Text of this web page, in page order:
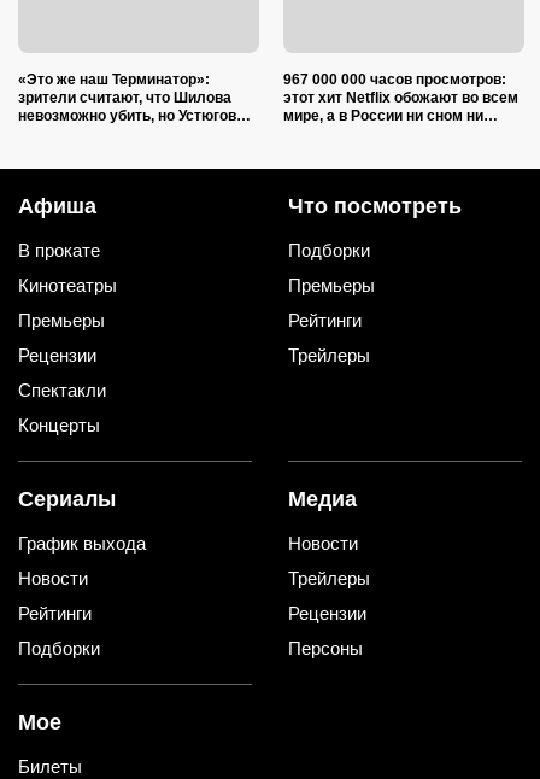
«Это же наш Терминатор»:
зрители считают, что Шилова
невозможно убить, но Устюгов
967 000 000 часов просмотров:
этот хит Netflix обожают во всем
мире, а в России ни сном ни
Афиша
В прокате
Кинотеатры
Премьеры
Рецензии
Спектакли
Концерты
Что посмотреть
Подборки
Премьеры
Рейтинги
Трейлеры
Сериалы
График выхода
Новости
Рейтинги
Подборки
Медиа
Новости
Трейлеры
Рецензии
Персоны
Мое
Билеты